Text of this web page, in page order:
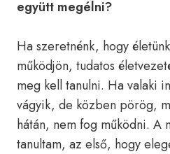
együtt megélni?
Ha szeretnénk, hogy
működjön, tudatos
meg kell tanulni. Ha valaki
vágyik, de közben pörög,
hátán, nem fog működni. A
tanultam, az első, hogy